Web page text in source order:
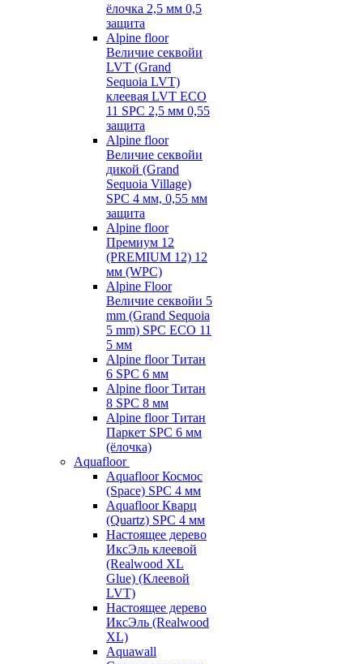
ёлочка 2,5 мм 0,5
защита
Alpine floor
Величие секвойи
LVT (Grand
Sequoia LVT)
клеевая LVT ECO
11 SPC 2,5 мм 0,55
защита
Alpine floor
Величие секвойи
дикой (Grand
Sequoia Village)
SPC 4 мм, 0,55 мм
защита
Alpine floor
Премиум 12
(PREMIUM 12) 12
мм (WPC)
Alpine Floor
Величие секвойи 5
mm (Grand Sequoia
5 mm) SPC ECO 11
5 мм
Alpine floor Титан
6 SPC 6 мм
Alpine floor Титан
8 SPC 8 мм
Alpine floor Титан
Паркет SPC 6 мм
(ёлочка)
Aquafloor
Aquafloor Космос
(Space) SPC 4 мм
Aquafloor Кварц
(Quartz) SPC 4 мм
Настоящее дерево
ИксЭль клеевой
(Realwood XL
Glue) (Клеевой
LVT)
Настоящее дерево
ИксЭль (Realwood
XL)
Aquawall